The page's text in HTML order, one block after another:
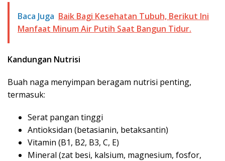
Baca Juga Baik Bagi Kesehatan Tubuh, Berikut Ini
Manfaat Minum Air Putih Saat Bangun Tidur.
Kandungan Nutrisi
Buah naga menyimpan beragam nutrisi penting,
termasuk:
Serat pangan tinggi
Antioksidan (betasianin, betaksantin)
Vitamin (B1, B2, B3, C, E)
Mineral (zat besi, kalsium, magnesium, fosfor,